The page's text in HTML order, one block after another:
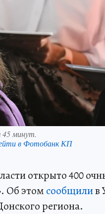
45 минут.
в Фотобанк КП
открыто 400
Об этомсообщилив
региона.